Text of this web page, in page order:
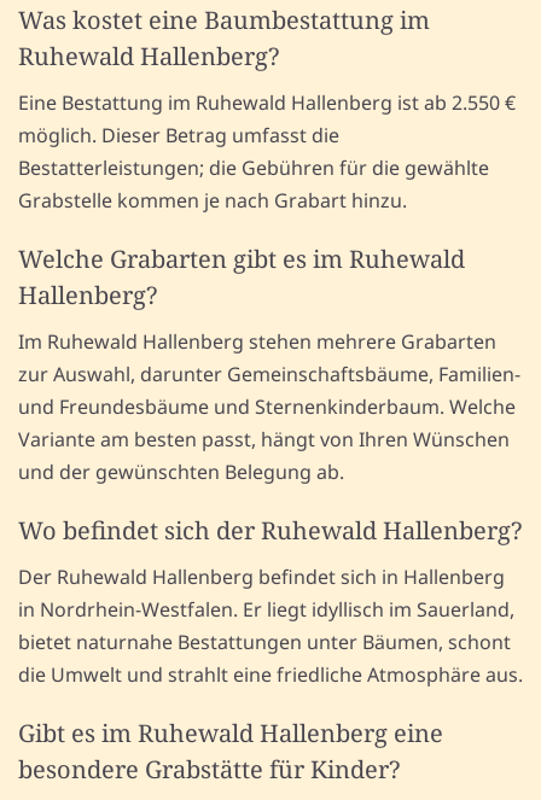
Was kostet eine Baumbestattung im
Ruhewald Hallenberg?
Eine Bestattung im Ruhewald Hallenberg ist ab 2.550 €
möglich. Dieser Betrag umfasst die
Bestatterleistungen; die Gebühren für die gewählte
Grabstelle kommen je nach Grabart hinzu.
Welche Grabarten gibt es im Ruhewald
Hallenberg?
Im Ruhewald Hallenberg stehen mehrere Grabarten
zur Auswahl, darunter Gemeinschaftsbäume, Familien-
und Freundesbäume und Sternenkinderbaum. Welche
Variante am besten passt, hängt von Ihren Wünschen
und der gewünschten Belegung ab.
Wo befindet sich der Ruhewald Hallenberg?
Der Ruhewald Hallenberg befindet sich in Hallenberg
in Nordrhein-Westfalen. Er liegt idyllisch im Sauerland,
bietet naturnahe Bestattungen unter Bäumen, schont
die Umwelt und strahlt eine friedliche Atmosphäre aus.
Gibt es im Ruhewald Hallenberg eine
besondere Grabstätte für Kinder?